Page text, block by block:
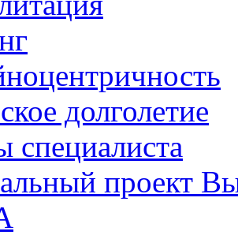
долголетие
специалиста
проект